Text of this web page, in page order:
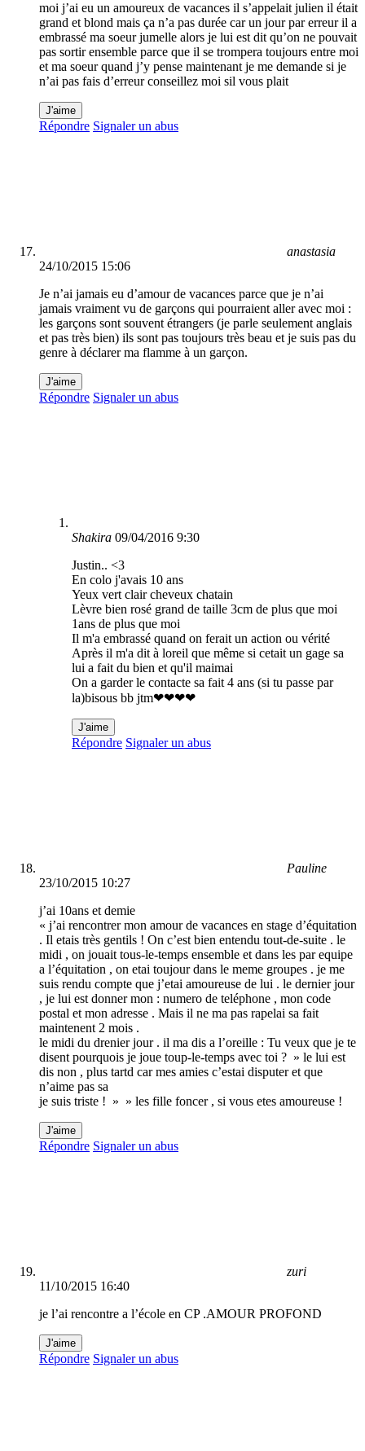
moi j’ai eu un amoureux de vacances il s’appelait julien il était
grand et blond mais ça n’a pas durée car un jour par erreur il a
embrassé ma soeur jumelle alors je lui est dit qu’on ne pouvait
pas sortir ensemble parce que il se trompera toujours entre moi
et ma soeur quand j’y pense maintenant je me demande si je
n’ai pas fais d’erreur conseillez moi sil vous plait
J'aime
Répondre Signaler un abus
anastasia
24/10/2015 15:06
Je n’ai jamais eu d’amour de vacances parce que je n’ai
jamais vraiment vu de garçons qui pourraient aller avec moi :
les garçons sont souvent étrangers (je parle seulement anglais
et pas très bien) ils sont pas toujours très beau et je suis pas du
genre à déclarer ma flamme à un garçon.
J'aime
Répondre Signaler un abus
Shakira 09/04/2016 9:30
Justin.. <3
En colo j'avais 10 ans
Yeux vert clair cheveux chatain
Lèvre bien rosé grand de taille 3cm de plus que moi
1ans de plus que moi
Il m'a embrassé quand on ferait un action ou vérité
Après il m'a dit à loreil que même si cetait un gage sa
lui a fait du bien et qu'il maimai
On a garder le contacte sa fait 4 ans (si tu passe par
la)bisous bb jtm❤❤❤❤
J'aime
Répondre Signaler un abus
Pauline
23/10/2015 10:27
j’ai 10ans et demie
« j’ai rencontrer mon amour de vacances en stage d’équitation
. Il etais très gentils ! On c’est bien entendu tout-de-suite . le
midi , on jouait tous-le-temps ensemble et dans les par equipe
a l’équitation , on etai toujour dans le meme groupes . je me
suis rendu compte que j’etai amoureuse de lui . le dernier jour
, je lui est donner mon : numero de teléphone , mon code
postal et mon adresse . Mais il ne ma pas rapelai sa fait
maintenent 2 mois .
le midi du drenier jour . il ma dis a l’oreille : Tu veux que je te
disent pourquois je joue toup-le-temps avec toi ? » le lui est
dis non , plus tartd car mes amies c’estai disputer et que
n’aime pas sa
je suis triste ! » » les fille foncer , si vous etes amoureuse !
J'aime
Répondre Signaler un abus
zuri
11/10/2015 16:40
je l’ai rencontre a l’école en CP .AMOUR PROFOND
J'aime
Répondre Signaler un abus